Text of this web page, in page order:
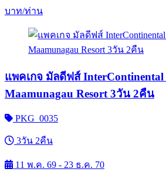
บาท/ท่าน
แพคเกจ มัลดีฟส์ InterContinental
Maamunagau Resort 3วัน 2คืน
PKG_0035
3วัน 2คืน
11 พ.ค. 69 - 23 ธ.ค. 70